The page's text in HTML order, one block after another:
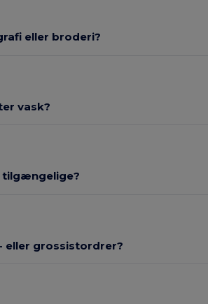
eller broderi?
vask?
tilgængelige?
eller grossistordrer?